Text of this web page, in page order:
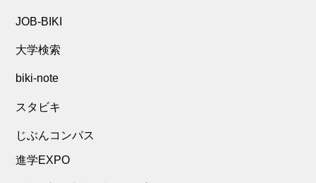
JOB-BIKI
大学検索
biki-note
スタビキ
じぶんコンパス
進学EXPO